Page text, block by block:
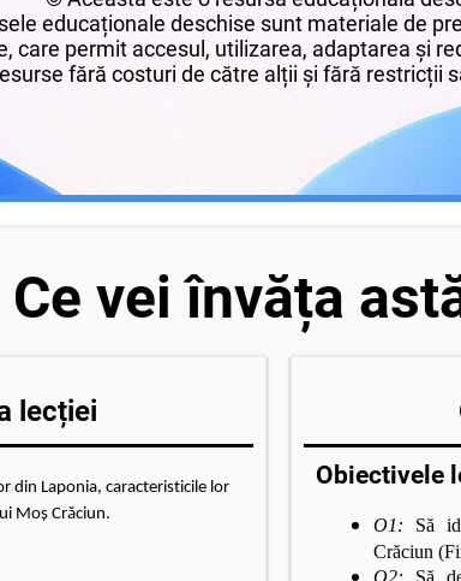
educaționale deschise sunt materiale de
care permit accesul, utilizarea, adaptarea și
fără costuri de către alții și fără restricții
Ce vei învăța
lecției
din Laponia, caracteristicile lor
Moș Crăciun.
Obiectivele
O1: Să
Crăciun